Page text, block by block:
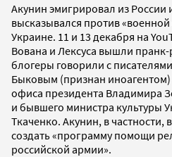
Акунин эмигрировал из России
высказывался против
Украине. 11 и 13 декабря на
Вована и Лексуса вышли
блогеры говорили с
Быковым (признан
офиса президента Владимира
и бывшего министра культуры
Ткаченко. Акунин, в частности,
создать «программу помощи
российской армии».